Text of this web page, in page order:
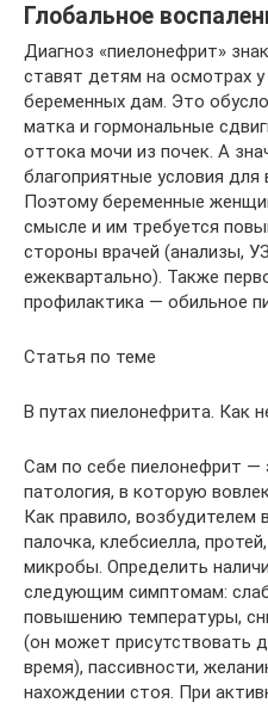
Глобальное
Диагноз «пиелонефрит»
ставят детям на осмотрах
беременных дам. Это
матка и гормональные
оттока мочи из почек. А
благоприятные условия для
Поэтому беременные
смысле и им требуется
стороны врачей (анализы,
ежеквартально). Также
профилактика — обильное
Статья по теме
В путах пиелонефрита. Как
Сам по себе пиелонефрит —
патология, в которую
Как правило, возбудителем
палочка, клебсиелла,
микробы. Определить
следующим симптомам:
повышению температуры,
(он может присутствовать
время), пассивности,
нахождении стоя. При